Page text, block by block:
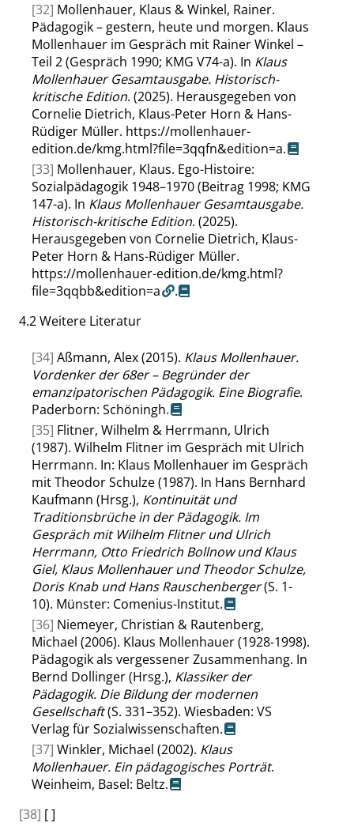
[32] Mollenhauer, Klaus & Winkel, Rainer.
Pädagogik – gestern, heute und morgen. Klaus
Mollenhauer im Gespräch mit Rainer Winkel –
Teil 2 (Gespräch 1990; KMG V74-a). In Klaus
Mollenhauer Gesamtausgabe. Historisch-
kritische Edition. (2025). Herausgegeben von
Cornelie Dietrich, Klaus-Peter Horn & Hans-
Rüdiger Müller. https://mollenhauer-
edition.de/kmg.html?file=3qqfn&edition=a.
[33] Mollenhauer, Klaus. Ego-Histoire:
Sozialpädagogik 1948–1970 (Beitrag 1998; KMG
147-a). In Klaus Mollenhauer Gesamtausgabe.
Historisch-kritische Edition. (2025).
Herausgegeben von Cornelie Dietrich, Klaus-
Peter Horn & Hans-Rüdiger Müller.
https://mollenhauer-edition.de/kmg.html?
file=3qqbb&edition=a
.
4.2Weitere Literatur
[34] Aßmann, Alex (2015). Klaus Mollenhauer.
Vordenker der 68er – Begründer der
emanzipatorischen Pädagogik. Eine Biografie.
Paderborn: Schöningh.
[35] Flitner, Wilhelm & Herrmann, Ulrich
(1987). Wilhelm Flitner im Gespräch mit Ulrich
Herrmann. In: Klaus Mollenhauer im Gespräch
mit Theodor Schulze (1987). In Hans Bernhard
Kaufmann (Hrsg.), Kontinuität und
Traditionsbrüche in der Pädagogik. Im
Gespräch mit Wilhelm Flitner und Ulrich
Herrmann, Otto Friedrich Bollnow und Klaus
Giel, Klaus Mollenhauer und Theodor Schulze,
Doris Knab und Hans Rauschenberger(S. 1-
10). Münster: Comenius-Institut.
[36] Niemeyer, Christian & Rautenberg,
Michael (2006). Klaus Mollenhauer (1928-1998).
Pädagogik als vergessener Zusammenhang. In
Bernd Dollinger (Hrsg.), Klassiker der
Pädagogik. Die Bildung der modernen
Gesellschaft(S. 331–352). Wiesbaden: VS
Verlag für Sozialwissenschaften.
[37] Winkler, Michael (2002). Klaus
Mollenhauer. Ein pädagogisches Porträt.
Weinheim, Basel: Beltz.
[38] [ ]